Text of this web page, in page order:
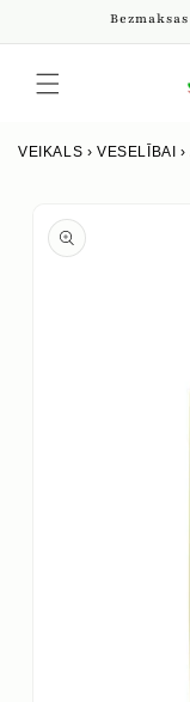
saturu
VEIKALS ›VESELĪBAI ›
produkta
informāciju